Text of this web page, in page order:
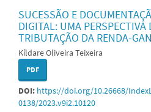
SUCESSÃO E
DIGITAL: UMA PERSPECTIVA
TRIBUTAÇÃO DA RENDA-
Kíldare Oliveira Teixeira
PDF
DOI: https://doi.org/10.26668/
0138/2023.v9i2.10120